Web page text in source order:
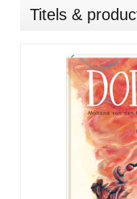
Titels &